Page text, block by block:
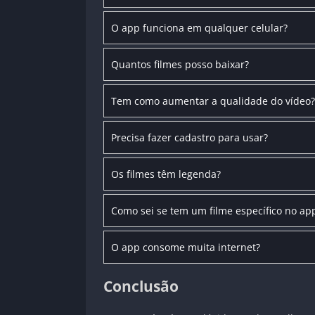
O app funciona em qualquer celular?
Quantos filmes posso baixar?
Tem como aumentar a qualidade do vídeo?
Precisa fazer cadastro para usar?
Os filmes têm legenda?
Como sei se tem um filme específico no
O app consome muita internet?
Conclusão